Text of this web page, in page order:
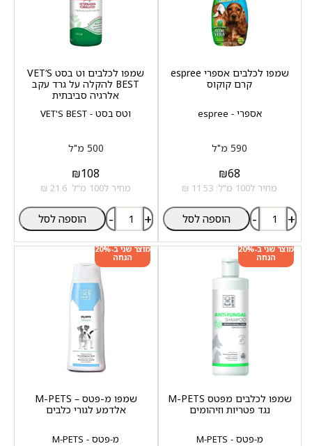
אספרי - espree
שמפו לכלבים אספרי espree
קרם קוקוס
590 מ"ל
₪68
מחיר ל100 מ"ל: 11.53 ₪
- + הוספה לסל
וטס בסט - VET'S BEST
שמפו לכלבים וט בסט VET‘S
BEST להקלה על גרד עקב
אלרגיה סביבתית
500 מ"ל
₪108
מחיר ל100 מ"ל: 21.6 ₪
- + הוספה לסל
מוצר שני ב-20%
הנחה
מ-פטס - M-PETS
שמפו לכלבים מפטס M-PETS
נגד פטריות וזיהומים
מוצר שני ב-20%
הנחה
מ-פטס - M-PETS
שמפו מ-פטס – M-PETS
אלדמע לגורי כלבים